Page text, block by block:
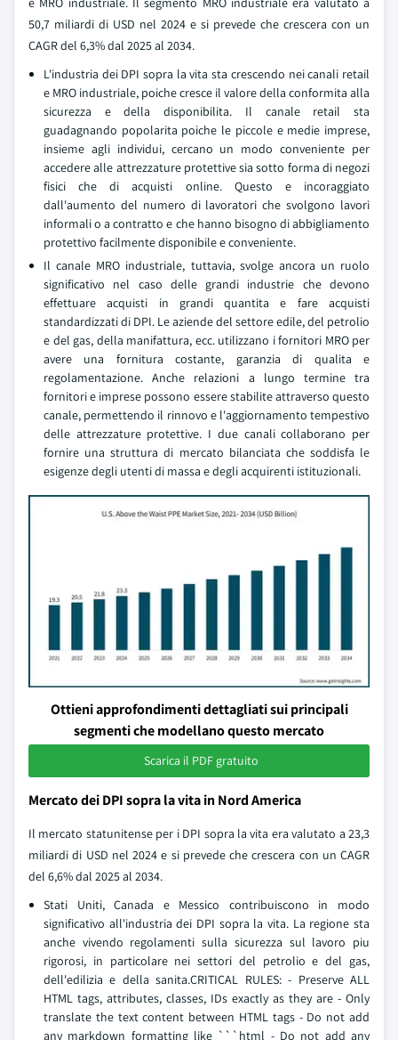
50,7 miliardi di USD nel 2024 e si prevede che crescera con un
CAGR del 6,3% dal 2025 al 2034.
L'industria dei DPI sopra la vita sta crescendo nei canali retail
e MRO industriale, poiche cresce il valore della conformita alla
sicurezza e della disponibilita. Il canale retail sta
guadagnando popolarita poiche le piccole e medie imprese,
insieme agli individui, cercano un modo conveniente per
accedere alle attrezzature protettive sia sotto forma di negozi
fisici che di acquisti online. Questo e incoraggiato
dall'aumento del numero di lavoratori che svolgono lavori
informali o a contratto e che hanno bisogno di abbigliamento
protettivo facilmente disponibile e conveniente.
Il canale MRO industriale, tuttavia, svolge ancora un ruolo
significativo nel caso delle grandi industrie che devono
effettuare acquisti in grandi quantita e fare acquisti
standardizzati di DPI. Le aziende del settore edile, del petrolio
e del gas, della manifattura, ecc. utilizzano i fornitori MRO per
avere una fornitura costante, garanzia di qualita e
regolamentazione. Anche relazioni a lungo termine tra
fornitori e imprese possono essere stabilite attraverso questo
canale, permettendo il rinnovo e l'aggiornamento tempestivo
delle attrezzature protettive. I due canali collaborano per
fornire una struttura di mercato bilanciata che soddisfa le
esigenze degli utenti di massa e degli acquirenti istituzionali.
Ottieni approfondimenti dettagliati sui principali
segmenti che modellano questo mercato
Scarica il PDF gratuito
Mercato dei DPI sopra la vita in Nord America
Il mercato statunitense per i DPI sopra la vita era valutato a 23,3
miliardi di USD nel 2024 e si prevede che crescera con un CAGR
del 6,6% dal 2025 al 2034.
Stati Uniti, Canada e Messico contribuiscono in modo
significativo all'industria dei DPI sopra la vita. La regione sta
anche vivendo regolamenti sulla sicurezza sul lavoro piu
rigorosi, in particolare nei settori del petrolio e del gas,
dell'edilizia e della sanita.CRITICAL RULES: - Preserve ALL
HTML tags, attributes, classes, IDs exactly as they are - Only
translate the text content between HTML tags - Do not add
any markdown formatting like ```html - Do not add any